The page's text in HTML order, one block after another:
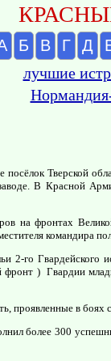
Б В Г Д
лучшие
посёлок Тверской
В Красной
на фронтах
командира
2-го Гвардейского
фронт ) Гвардии
проявленные в боях
более 300